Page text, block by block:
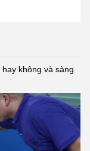
không và sàng